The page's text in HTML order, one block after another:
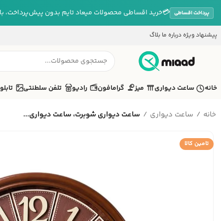
پرداخت اقساطی 💳خرید اقساطی محصولات میعاد تایم بدون پیش‌پرداخت،
پیشنهاد ویژه درباره ما بلاگ
خانه ساعت دیواری میز گرامافون رادیو تلفن سلطنتی تابلو
خانه ساعت دیواری ساعت دیواری شوبرت، ساعت دیواری...
تامین کالا